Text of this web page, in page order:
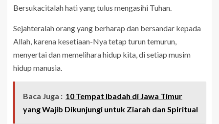
Bersukacitalah hati yang tulus mengasihi Tuhan.
Sejahteralah orang yang berharap dan bersandar kepada
Allah, karena kesetiaan-Nya tetap turun temurun,
menyertai dan memelihara hidup kita, di setiap musim
hidup manusia.
Baca Juga : 10 Tempat Ibadah di Jawa Timur
yang Wajib Dikunjungi untuk Ziarah dan Spiritual